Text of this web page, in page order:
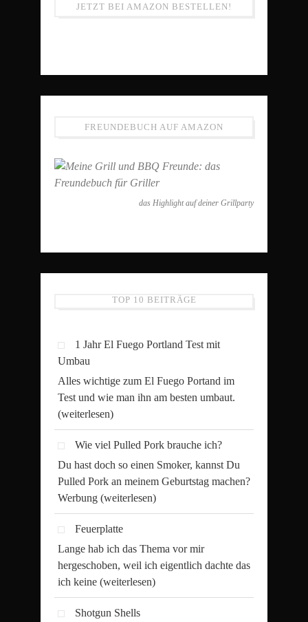
JETZT BEI AMAZON BESTELLEN!
FREUNDEBUCH AUF AMAZON
das Highlight auf deiner Grillparty
TOP 10 BEITRÄGE
1 Jahr El Fuego Portland Test mit
Umbau
Alles wichtige zum El Fuego Portand im
Test und wie man ihn am besten umbaut.
(weiterlesen)
Wie viel Pulled Pork brauche ich?
Du hast doch so einen Smoker, kannst Du
Pulled Pork an meinem Geburtstag machen?
Werbung (weiterlesen)
Feuerplatte
Lange hab ich das Thema vor mir
hergeschoben, weil ich eigentlich dachte das
ich keine (weiterlesen)
Shotgun Shells